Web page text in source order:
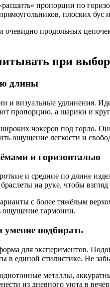
пропорции по
плоских
продольных
при
длины
и визуальные удлинения.
пропорцию, а шарики и
широких чокеров под
ощущение легкости и
и горизонталью
и средние по длине
на руке, чтобы
с более тяжёлым
ощущение гармонии.
подбирать
для экспериментов.
в единой стилистике. Не
металлы,
из дневного уюта в